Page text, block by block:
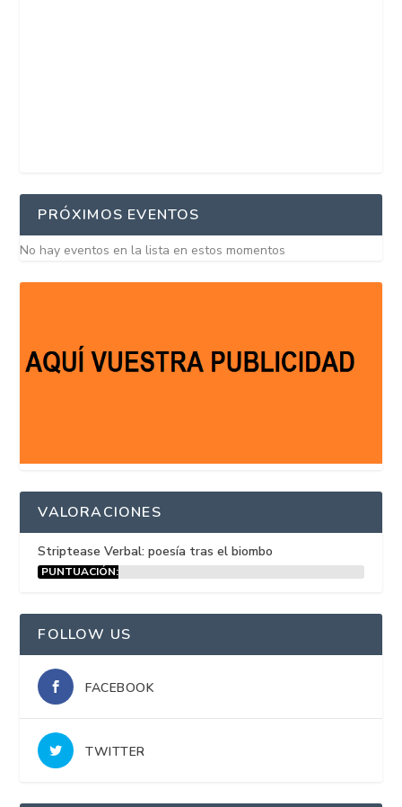
PRÓXIMOS EVENTOS
No hay eventos en la lista en estos momentos
VALORACIONES
Striptease Verbal: poesía tras el biombo
PUNTUACIÓN:
FOLLOW US
FACEBOOK
TWITTER